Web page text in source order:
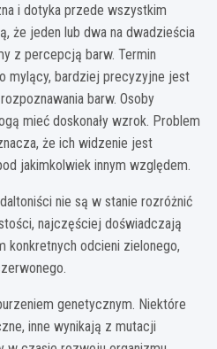
i dotyka przede wszystkim
że jeden lub dwa na dwadzieścia
z percepcją barw. Termin
mylący, bardziej precyzyjne jest
barw. Osoby
mieć doskonały wzrok. Problem
że ich widzenie jest
jakimkolwiek innym względem.
nie są w stanie rozróżnić
najczęściej doświadczają
konkretnych odcieni zielonego,
genetycznym. Niektóre
inne wynikają z mutacji